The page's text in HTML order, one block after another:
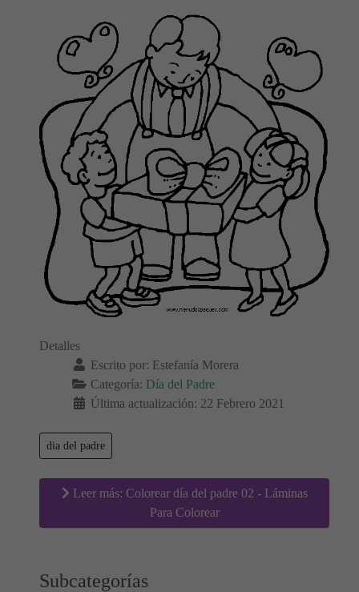
Detalles
Escrito por: Estefanía Morera
Categoría: Día del Padre
Última actualización: 22 Febrero 2021
dia del padre
Leer más: Colorear día del padre 02 - Láminas
Para Colorear
Subcategorías